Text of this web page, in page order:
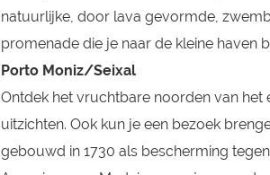
natuurlijke, door lava gevormde,
promenade die je naar de kleine haven
Porto Moniz/Seixal
Ontdek het vruchtbare noorden van
uitzichten. Ook kun je een bezoek
gebouwd in 1730 als bescherming